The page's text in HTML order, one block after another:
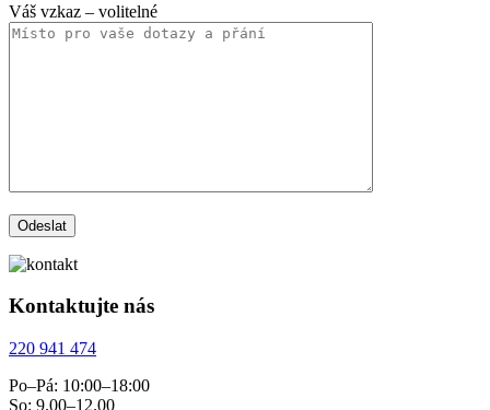
Váš vzkaz – volitelné
Kontaktujte nás
220 941 474
Po–Pá: 10:00–18:00
So: 9.00–12.00